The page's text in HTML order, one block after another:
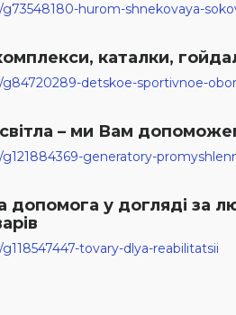
hurom-shnekovaya-
каталки,
detskoe-sportivnoe-
– ми Вам
generatory-
у догляді за
tovary-dlya-reabilitatsii